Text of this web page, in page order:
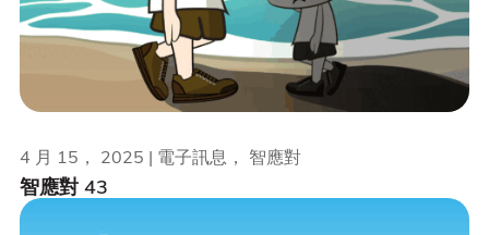
智應對 43
4 月 15， 2025 | 電子訊息， 智應對